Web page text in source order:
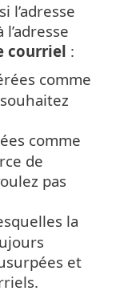
l’adresse
courriel :
comme
comme
de
pas
la
et